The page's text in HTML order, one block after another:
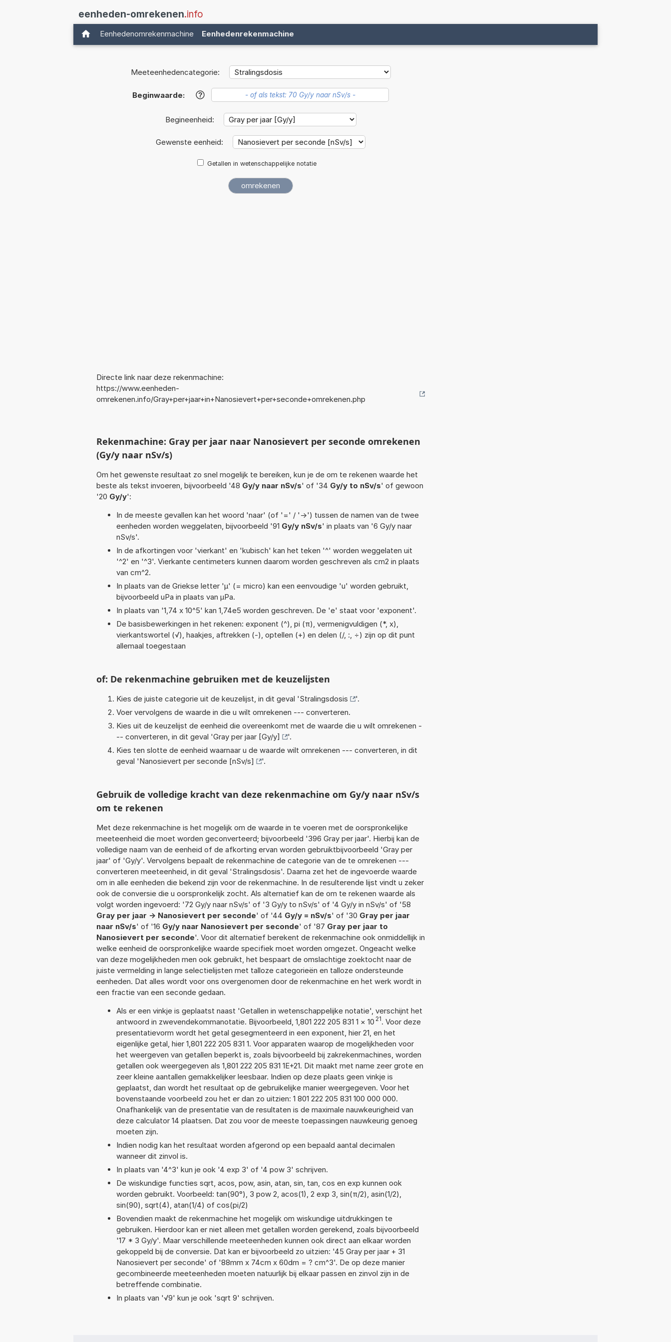
eenheden-omrekenen.info
Eenhedenomrekenmachine Eenhedenrekenmachine
Meeteenhedencategorie:
Beginwaarde: ?
Begineenheid:
Gewenste eenheid:
Getallen in wetenschappelijke notatie
Directe link naar deze rekenmachine:
https://www.eenheden-
omrekenen.info/Gray+per+jaar+in+Nanosievert+per+seconde+omrekenen.php
Rekenmachine: Gray per jaar naar Nanosievert per seconde omrekenen
(Gy/y naar nSv/s)
Om het gewenste resultaat zo snel mogelijk te bereiken, kun je de om te rekenen waarde het
beste als tekst invoeren, bijvoorbeeld '48 Gy/y naar nSv/s' of '34 Gy/y to nSv/s' of gewoon
'20 Gy/y':
In de meeste gevallen kan het woord 'naar' (of '=' / '->') tussen de namen van de twee
eenheden worden weggelaten, bijvoorbeeld '91 Gy/y nSv/s' in plaats van '6 Gy/y naar
nSv/s'.
In de afkortingen voor 'vierkant' en 'kubisch' kan het teken '^' worden weggelaten uit
'^2' en '^3'. Vierkante centimeters kunnen daarom worden geschreven als cm2 in plaats
van cm^2.
In plaats van de Griekse letter 'µ' (= micro) kan een eenvoudige 'u' worden gebruikt,
bijvoorbeeld uPa in plaats van µPa.
In plaats van '1,74 x 10^5' kan 1,74e5 worden geschreven. De 'e' staat voor 'exponent'.
De basisbewerkingen in het rekenen: exponent (^), pi (π), vermenigvuldigen (*, x),
vierkantswortel (√), haakjes, aftrekken (-), optellen (+) en delen (/, :, ÷) zijn op dit punt
allemaal toegestaan
of: De rekenmachine gebruiken met de keuzelijsten
Kies de juiste categorie uit de keuzelijst, in dit geval 'Stralingsdosis
'.
Voer vervolgens de waarde in die u wilt omrekenen --- converteren.
Kies uit de keuzelijst de eenheid die overeenkomt met de waarde die u wilt omrekenen -
-- converteren, in dit geval 'Gray per jaar [Gy/y]
'.
Kies ten slotte de eenheid waarnaar u de waarde wilt omrekenen --- converteren, in dit
geval 'Nanosievert per seconde [nSv/s] '.
Gebruik de volledige kracht van deze rekenmachine om Gy/y naar nSv/s
om te rekenen
Met deze rekenmachine is het mogelijk om de waarde in te voeren met de oorspronkelijke
meeteenheid die moet worden geconverteerd; bijvoorbeeld '396 Gray per jaar'. Hierbij kan de
volledige naam van de eenheid of de afkorting ervan worden gebruiktbijvoorbeeld 'Gray per
jaar' of 'Gy/y'. Vervolgens bepaalt de rekenmachine de categorie van de te omrekenen ---
converteren meeteenheid, in dit geval 'Stralingsdosis'. Daarna zet het de ingevoerde waarde
om in alle eenheden die bekend zijn voor de rekenmachine. In de resulterende lijst vindt u zeker
ook de conversie die u oorspronkelijk zocht. Als alternatief kan de om te rekenen waarde als
volgt worden ingevoerd: '72 Gy/y naar nSv/s' of '3 Gy/y to nSv/s' of '4 Gy/y in nSv/s' of '58
Gray per jaar -> Nanosievert per seconde' of '44 Gy/y = nSv/s' of '30 Gray per jaar
naar nSv/s' of '16 Gy/y naar Nanosievert per seconde' of '87 Gray per jaar to
Nanosievert per seconde'. Voor dit alternatief berekent de rekenmachine ook onmiddellijk in
welke eenheid de oorspronkelijke waarde specifiek moet worden omgezet. Ongeacht welke
van deze mogelijkheden men ook gebruikt, het bespaart de omslachtige zoektocht naar de
juiste vermelding in lange selectielijsten met talloze categorieën en talloze ondersteunde
eenheden. Dat alles wordt voor ons overgenomen door de rekenmachine en het werk wordt in
een fractie van een seconde gedaan.
Als er een vinkje is geplaatst naast 'Getallen in wetenschappelijke notatie', verschijnt het
antwoord in zwevendekommanotatie. Bijvoorbeeld, 1,801 222 205 831 1 × 10 21. Voor deze
presentatievorm wordt het getal gesegmenteerd in een exponent, hier 21, en het
eigenlijke getal, hier 1,801 222 205 831 1. Voor apparaten waarop de mogelijkheden voor
het weergeven van getallen beperkt is, zoals bijvoorbeeld bij zakrekenmachines, worden
getallen ook weergegeven als 1,801 222 205 831 1E+21. Dit maakt met name zeer grote en
zeer kleine aantallen gemakkelijker leesbaar. Indien op deze plaats geen vinkje is
geplaatst, dan wordt het resultaat op de gebruikelijke manier weergegeven. Voor het
bovenstaande voorbeeld zou het er dan zo uitzien: 1 801 222 205 831 100 000 000.
Onafhankelijk van de presentatie van de resultaten is de maximale nauwkeurigheid van
deze calculator 14 plaatsen. Dat zou voor de meeste toepassingen nauwkeurig genoeg
moeten zijn.
Indien nodig kan het resultaat worden afgerond op een bepaald aantal decimalen
wanneer dit zinvol is.
In plaats van '4^3' kun je ook '4 exp 3' of '4 pow 3' schrijven.
De wiskundige functies sqrt, acos, pow, asin, atan, sin, tan, cos en exp kunnen ook
worden gebruikt. Voorbeeld: tan(90°), 3 pow 2, acos(1), 2 exp 3, sin(π/2), asin(1/2),
sin(90), sqrt(4), atan(1/4) of cos(pi/2)
Bovendien maakt de rekenmachine het mogelijk om wiskundige uitdrukkingen te
gebruiken. Hierdoor kan er niet alleen met getallen worden gerekend, zoals bijvoorbeeld
'17 * 3 Gy/y'. Maar verschillende meeteenheden kunnen ook direct aan elkaar worden
gekoppeld bij de conversie. Dat kan er bijvoorbeeld zo uitzien: '45 Gray per jaar + 31
Nanosievert per seconde' of '88mm x 74cm x 60dm = ? cm^3'. De op deze manier
gecombineerde meeteenheden moeten natuurlijk bij elkaar passen en zinvol zijn in de
betreffende combinatie.
In plaats van '√9' kun je ook 'sqrt 9' schrijven.